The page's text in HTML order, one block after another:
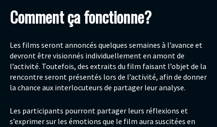
Comment ça fonctionne?
Les films seront annoncés quelques semaines à l’avance et
devront être visionnés individuellement en amont de
l’activité. Toutefois, des extraits du film faisant l’objet de la
rencontre seront présentés lors de l’activité, afin de donner
la chance aux interlocuteurs de partager leur analyse.
Les participants pourront partager leurs réflexions et
s’exprimer sur les émotions que le film aura suscitées en